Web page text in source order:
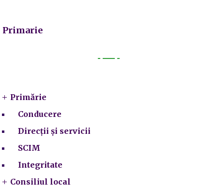
Primarie
Primărie
Conducere
Direcții și servicii
SCIM
Integritate
Consiliul local